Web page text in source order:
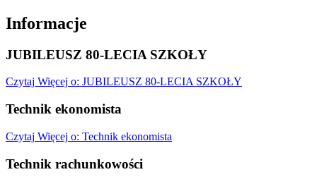
Informacje
JUBILEUSZ 80-LECIA SZKOŁY
Czytaj Więcej o: JUBILEUSZ 80-LECIA SZKOŁY
Technik ekonomista
Czytaj Więcej o: Technik ekonomista
Technik rachunkowości